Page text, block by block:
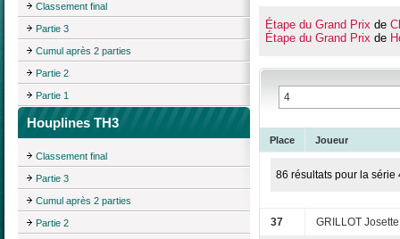
Classement final
Partie 3
Cumul après 2 parties
Partie 2
Partie 1
Houplines TH3
Classement final
Partie 3
Cumul après 2 parties
Partie 2
Étape du Grand Prix de
Étape du Grand Prix de
Place Joueur
86 résultats pour la série
37 GRILLOT Josette